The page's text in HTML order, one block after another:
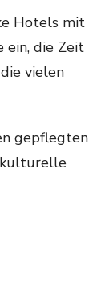
Hotels mit
ein, die Zeit
vielen
gepflegten
kulturelle